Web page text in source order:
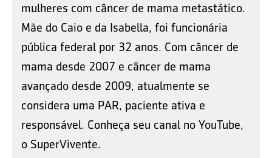
mulheres com câncer de mama metastático.
Mãe do Caio e da Isabella, foi funcionária
pública federal por 32 anos. Com câncer de
mama desde 2007 e câncer de mama
avançado desde 2009, atualmente se
considera uma PAR, paciente ativa e
responsável. Conheça seu canal no YouTube,
o SuperVivente.